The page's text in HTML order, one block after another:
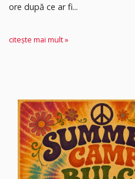
ore după ce ar fi...
citește mai mult »